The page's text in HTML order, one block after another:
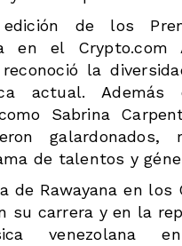
de los
en el Crypto.com
la
actual. Además
Sabrina
galardonados,
de talentos y
de Rawayana en los
su carrera y en la
venezolana